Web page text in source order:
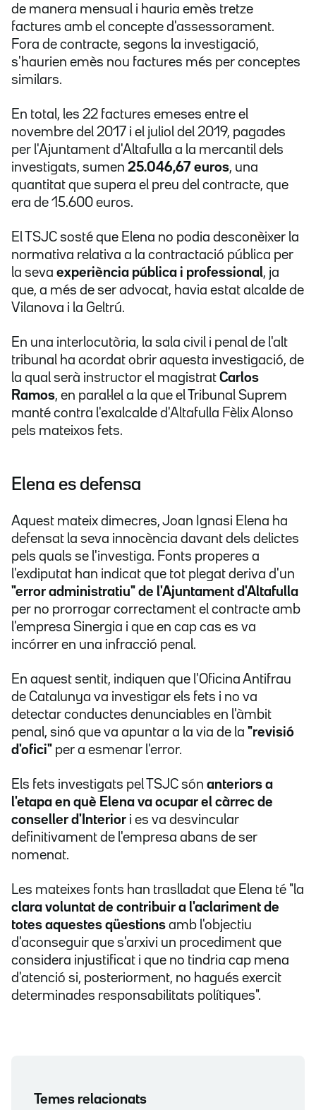
de manera mensual i hauria emès tretze
factures amb el concepte d'assessorament.
Fora de contracte, segons la investigació,
s'haurien emès nou factures més per conceptes
similars.
En total, les 22 factures emeses entre el
novembre del 2017 i el juliol del 2019, pagades
per l'Ajuntament d'Altafulla a la mercantil dels
investigats, sumen 25.046,67 euros, una
quantitat que supera el preu del contracte, que
era de 15.600 euros.
El TSJC sosté que Elena no podia desconèixer la
normativa relativa a la contractació pública per
la seva experiència pública i professional, ja
que, a més de ser advocat, havia estat alcalde de
Vilanova i la Geltrú.
En una interlocutòria, la sala civil i penal de l'alt
tribunal ha acordat obrir aquesta investigació, de
la qual serà instructor el magistrat Carlos
Ramos, en paral·lel a la que el Tribunal Suprem
manté contra l'exalcalde d'Altafulla Fèlix Alonso
pels mateixos fets.
Elena es defensa
Aquest mateix dimecres, Joan Ignasi Elena ha
defensat la seva innocència davant dels delictes
pels quals se l'investiga. Fonts properes a
l'exdiputat han indicat que tot plegat deriva d'un
"error administratiu" de l'Ajuntament d'Altafulla
per no prorrogar correctament el contracte amb
l'empresa Sinergia i que en cap cas es va
incórrer en una infracció penal.
En aquest sentit, indiquen que l'Oficina Antifrau
de Catalunya va investigar els fets i no va
detectar conductes denunciables en l'àmbit
penal, sinó que va apuntar a la via de la "revisió
d'ofici" per a esmenar l'error.
Els fets investigats pel TSJC són anteriors a
l'etapa en què Elena va ocupar el càrrec de
conseller d'Interior i es va desvincular
definitivament de l'empresa abans de ser
nomenat.
Les mateixes fonts han traslladat que Elena té "la
clara voluntat de contribuir a l'aclariment de
totes aquestes qüestions amb l'objectiu
d'aconseguir que s'arxivi un procediment que
considera injustificat i que no tindria cap mena
d'atenció si, posteriorment, no hagués exercit
determinades responsabilitats polítiques".
Temes relacionats